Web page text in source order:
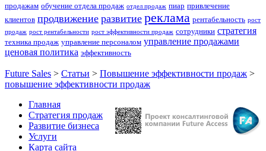
продажам обучение отдела продаж отдел продаж пиар привлечение
клиентов продвижение развитие реклама рентабельность рост
продаж рост рентабельности рост эффективности продаж сотрудники стратегия
техника продаж управление персоналом управление продажами
ценовая политика эффективность
Future Sales > Статьи > Повышение эффективности продаж >
повышение эффективности продаж
Главная
Стратегия продаж
Развитие бизнеса
Услуги
Карта сайта